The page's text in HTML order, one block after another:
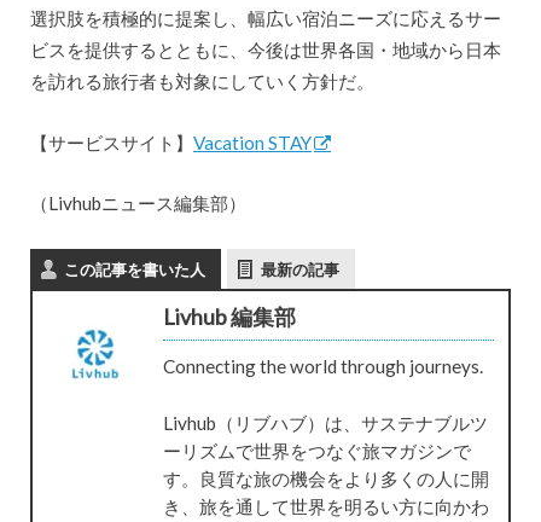
選択肢を積極的に提案し、幅広い宿泊ニーズに応えるサー
ビスを提供するとともに、今後は世界各国・地域から日本
を訪れる旅行者も対象にしていく方針だ。
【サービスサイト】 Vacation STAY
（Livhubニュース編集部）
この記事を書いた人 最新の記事
Livhub 編集部
Connecting the world through journeys.
Livhub（リブハブ）は、サステナブルツ
ーリズムで世界をつなぐ旅マガジンで
す。良質な旅の機会をより多くの人に開
き、旅を通して世界を明るい方に向かわ